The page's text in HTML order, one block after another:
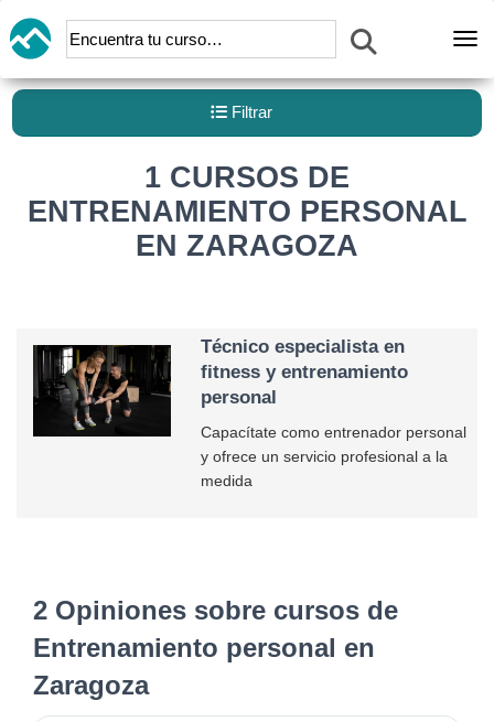
1 CURSOS DE
ENTRENAMIENTO PERSONAL
EN ZARAGOZA
Filtrar
Técnico especialista en
fitness y entrenamiento
personal
Capacítate como entrenador personal
y ofrece un servicio profesional a la
medida
2 Opiniones sobre cursos de
Entrenamiento personal en
Zaragoza